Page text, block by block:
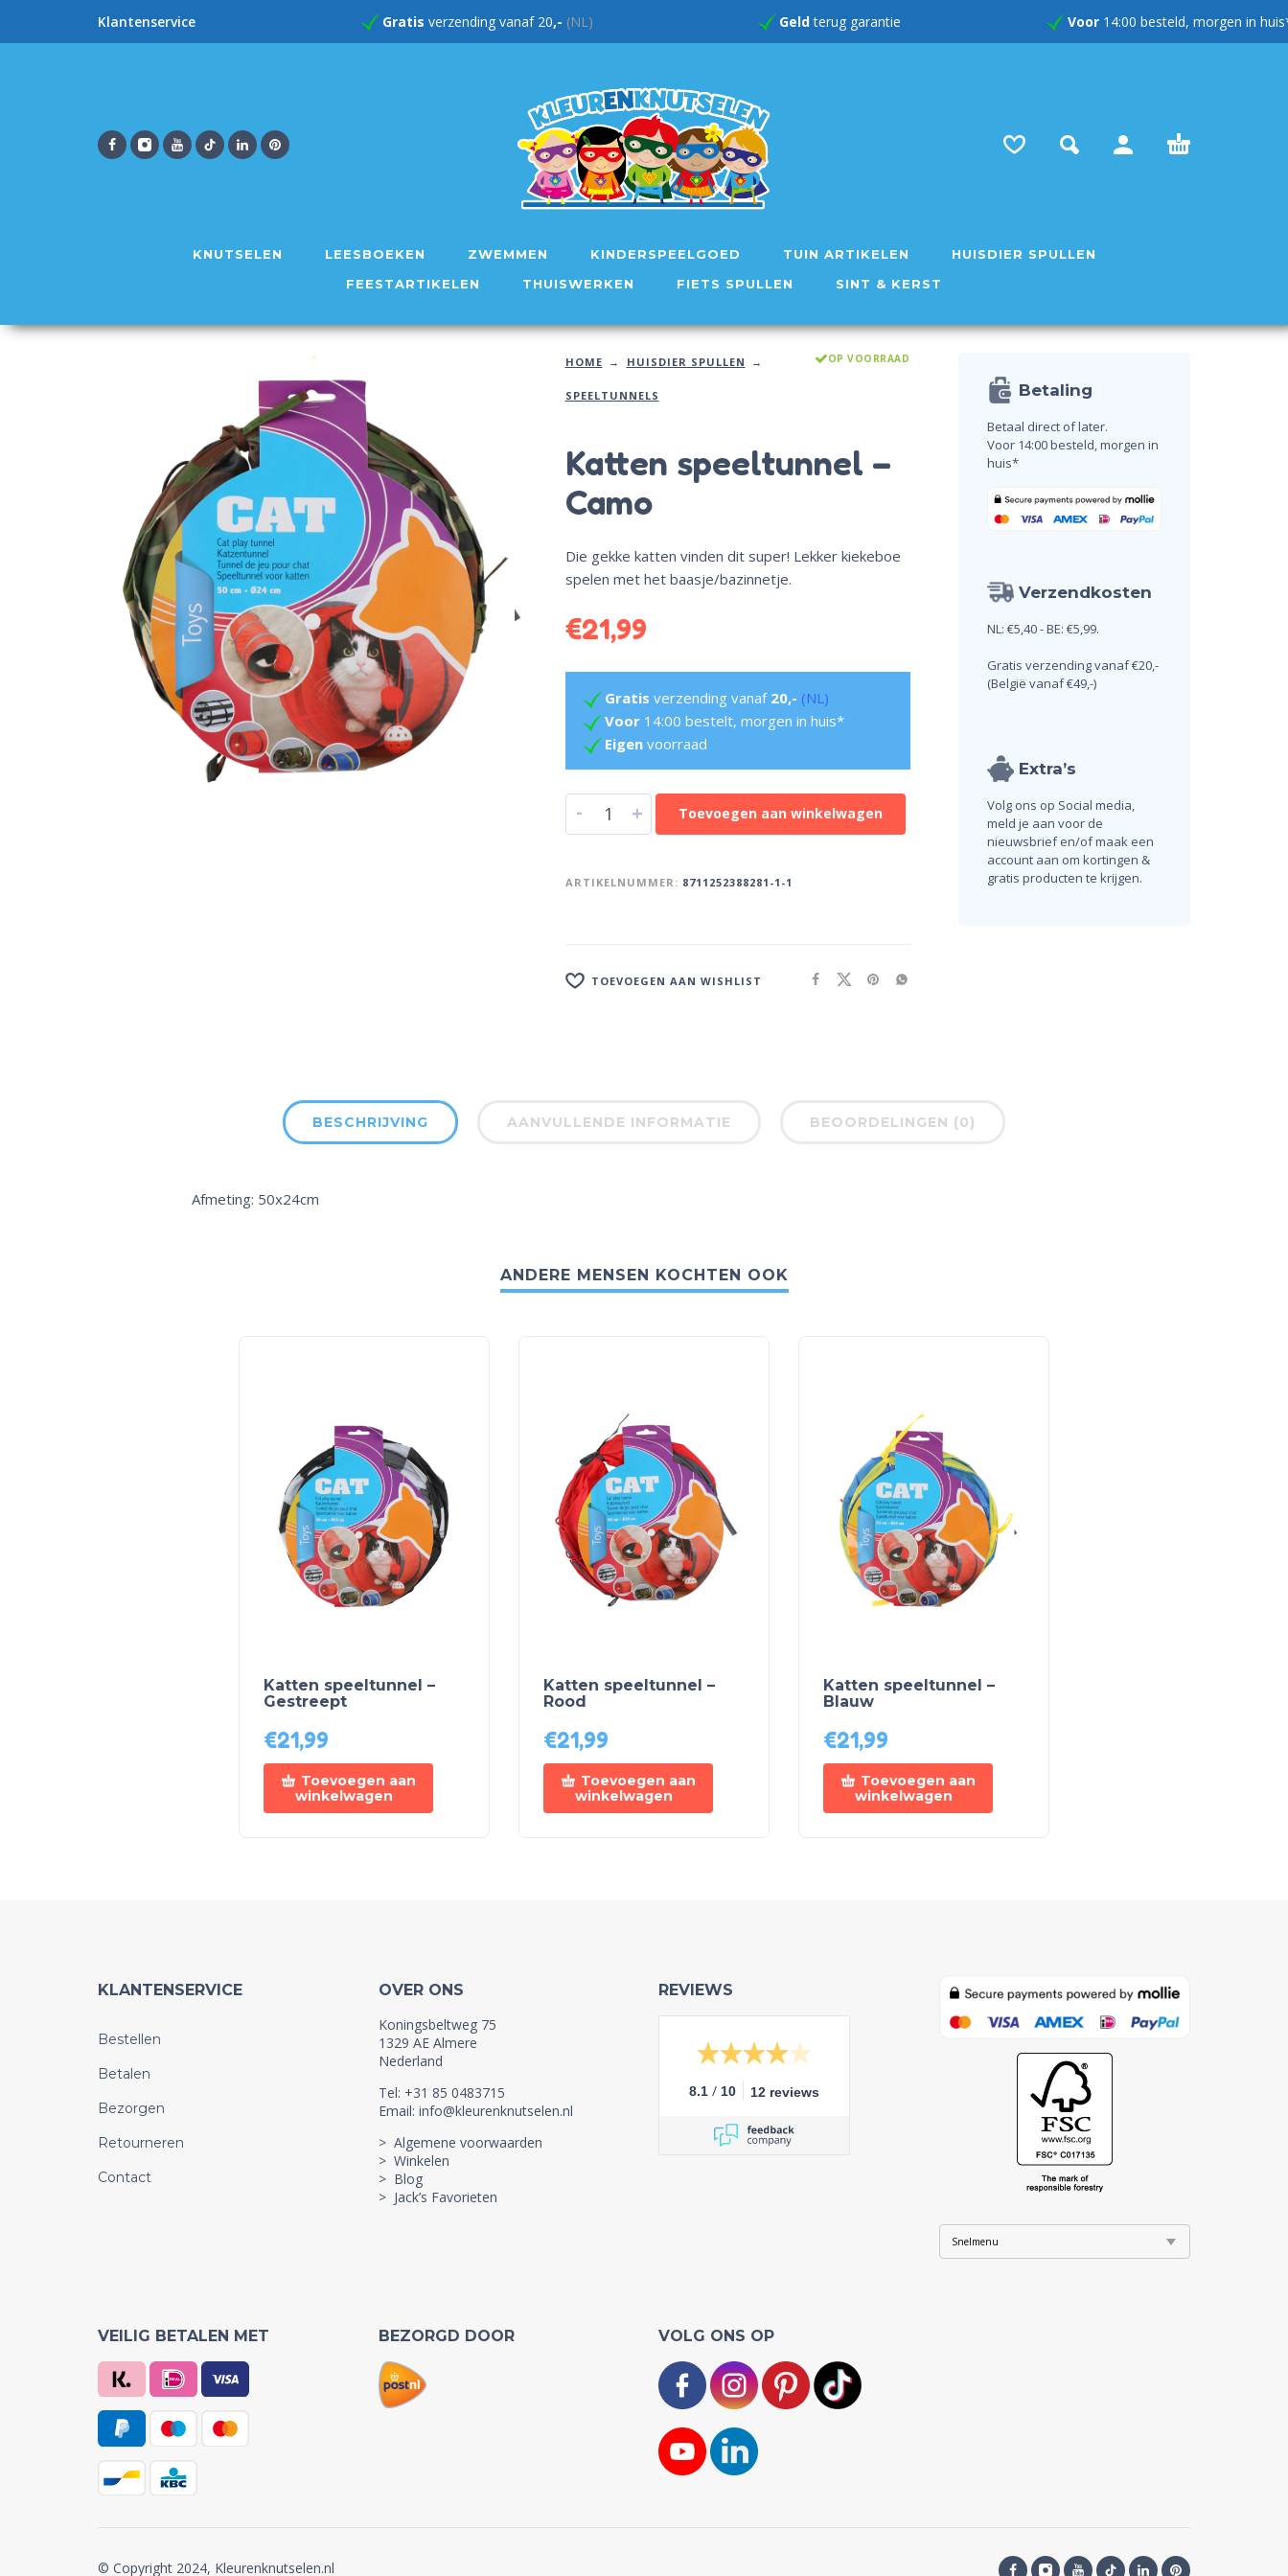
Klantenservice Gratis verzending vanaf 20,- (NL) Geldterug garantie Voor 14:00 besteld, morgen in
KNUTSELEN LEESBOEKEN ZWEMMEN KINDERSPEELGOED TUIN ARTIKELEN
HUISDIER SPULLEN
FEESTARTIKELEN
THUISWERKEN FIETS SPULLEN SINT & KERST
HOME HUISDIER SPULLEN
SPEELTUNNELS
OP VOORRAAD
Katten speeltunnel –
Camo
Die gekke katten vinden dit super! Lekker kiekeboe
spelen met het baasje/bazinnetje.
€21,99
Gratis verzending vanaf 20,- (NL)
Voor 14:00 bestelt, morgen in huis*
Eigen voorraad
- + Toevoegen aan winkelwagen
ARTIKELNUMMER: 8711252388281-1-1
TOEVOEGEN AAN WISHLIST
Betaling
Betaal direct of later.
Voor 14:00 besteld, morgen in
huis*
Verzendkosten
NL: €5,40 - BE: €5,99.
Gratis verzending vanaf €20,-
(België vanaf €49,-)
Extra’s
Volg ons op Social media,
meld je aan voor de
nieuwsbrief en/of maak een
account aan om kortingen &
gratis producten te krijgen.
BESCHRIJVING AANVULLENDE INFORMATIE BEOORDELINGEN (0)
Afmeting: 50x24cm
ANDERE MENSEN KOCHTEN OOK
Katten speeltunnel –
Gestreept
€21,99
Toevoegen aan
winkelwagen
Katten speeltunnel –
Rood
€21,99
Toevoegen aan
winkelwagen
Katten speeltunnel –
Blauw
€21,99
Toevoegen aan
winkelwagen
KLANTENSERVICE
Bestellen
Betalen
Bezorgen
Retourneren
Contact
OVER ONS
Koningsbeltweg 75
1329 AE Almere
Nederland
Tel: +31 85 0483715
Email: info@kleurenknutselen.nl
> Algemene voorwaarden
> Winkelen
> Blog
> Jack’s Favorieten
REVIEWS
8.1 / 10 12 reviews
VEILIG BETALEN MET BEZORGD DOOR VOLG ONS OP
© Copyright 2024, Kleurenknutselen.nl